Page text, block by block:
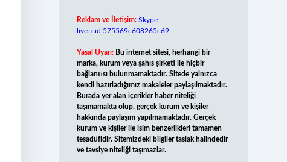
Reklam ve İletişim: Skype:
live:.cid.575569c608265c69
Yasal Uyarı: Bu internet sitesi, herhangi bir
marka, kurum veya şahıs şirketi ile hiçbir
bağlantısı bulunmamaktadır. Sitede yalnızca
kendi hazırladığımız makaleler paylaşılmaktadır.
Burada yer alan içerikler haber niteliği
taşımamakta olup, gerçek kurum ve kişiler
hakkında paylaşım yapılmamaktadır. Gerçek
kurum ve kişiler ile isim benzerlikleri tamamen
tesadüfidir. Sitemizdeki bilgiler taslak halindedir
ve tavsiye niteliği taşımazlar.